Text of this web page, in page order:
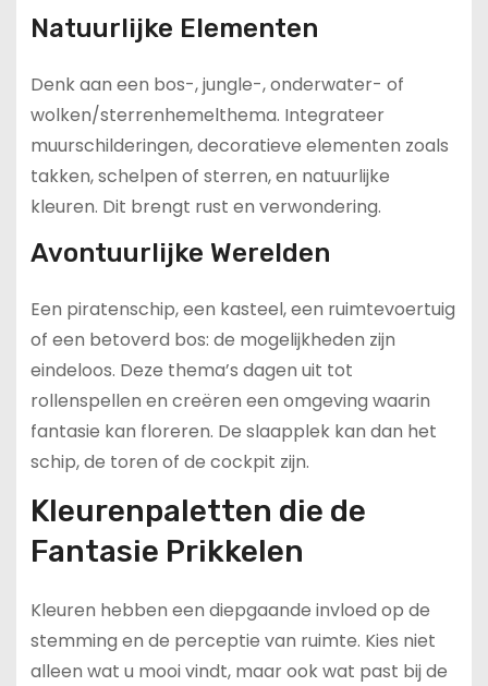
Natuurlijke Elementen
Denk aan een bos-, jungle-, onderwater- of
wolken/sterrenhemelthema. Integrateer
muurschilderingen, decoratieve elementen zoals
takken, schelpen of sterren, en natuurlijke
kleuren. Dit brengt rust en verwondering.
Avontuurlijke Werelden
Een piratenschip, een kasteel, een ruimtevoertuig
of een betoverd bos: de mogelijkheden zijn
eindeloos. Deze thema’s dagen uit tot
rollenspellen en creëren een omgeving waarin
fantasie kan floreren. De slaapplek kan dan het
schip, de toren of de cockpit zijn.
Kleurenpaletten die de
Fantasie Prikkelen
Kleuren hebben een diepgaande invloed op de
stemming en de perceptie van ruimte. Kies niet
alleen wat u mooi vindt, maar ook wat past bij de